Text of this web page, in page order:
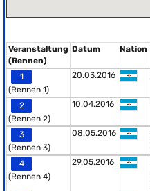
Veranstaltung
(Rennen)
Datum Nation
1
(Rennen 1)
20.03.2016
2
(Rennen 2)
10.04.2016
3
(Rennen 3)
08.05.2016
4
(Rennen 4)
29.05.2016